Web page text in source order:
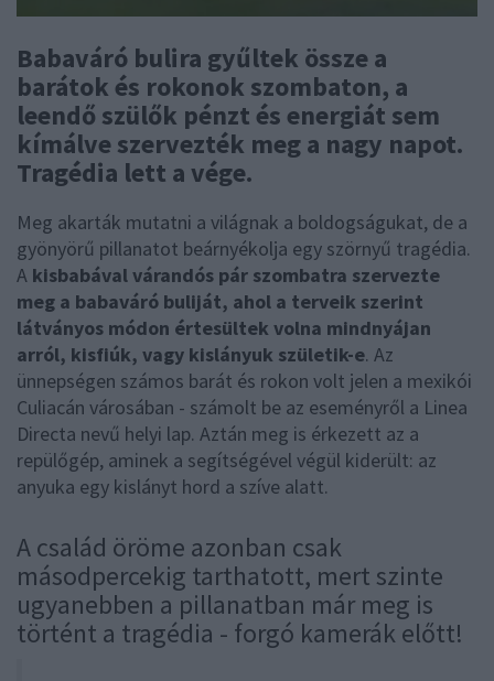
Babaváró bulira gyűltek össze a
barátok és rokonok szombaton, a
leendő szülők pénzt és energiát sem
kímálve szervezték meg a nagy napot.
Tragédia lett a vége.
Meg akarták mutatni a világnak a boldogságukat, de a
gyönyörű pillanatot beárnyékolja egy szörnyű tragédia.
A kisbabával várandós pár szombatra szervezte
meg a babaváró buliját, ahol a terveik szerint
látványos módon értesültek volna mindnyájan
arról, kisfiúk, vagy kislányuk születik-e. Az
ünnepségen számos barát és rokon volt jelen a mexikói
Culiacán városában - számolt be az eseményről a Linea
Directa nevű helyi lap. Aztán meg is érkezett az a
repülőgép, aminek a segítségével végül kiderült: az
anyuka egy kislányt hord a szíve alatt.
A család öröme azonban csak
másodpercekig tarthatott, mert szinte
ugyanebben a pillanatban már meg is
történt a tragédia - forgó kamerák előtt!